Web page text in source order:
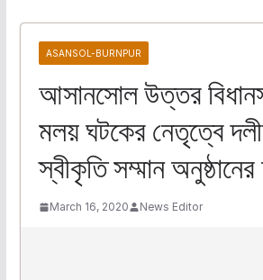
ASANSOL-BURNPUR
আসানসোল উত্তর
মলয় ঘটকের নেতৃত্বে
স্বীকৃতি সম্মান
March 16, 2020 News Editor